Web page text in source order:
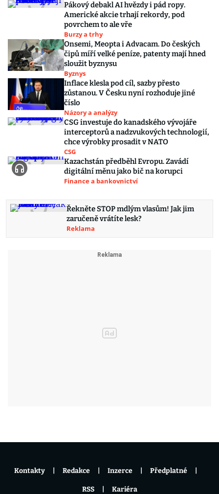
Pákový debakl AI hvězdy i pád ropy.
Americké akcie trhají rekordy, pod
povrchem to ale vře
Burzy a trhy
Onsemi, Meopta i Advacam. Do českých
čipů míří velké peníze, patenty mají hned
sloužit byznysu
Byznys
Inflace klesla pod cíl, sazby přesto
zůstanou. V Česku nyní rozhoduje jiné
číslo
Názory a analýzy
CSG investuje do kanadského vývojáře
interceptorů a nadzvukových technologií,
chce výrobky prosadit v NATO
CSG
Kazachstán předběhl Evropu. Zavádí
digitální měnu jako bič na korupci
Finance a bankovnictví
Řekněte STOP mdlým vlasům! Jak jim
zaručeně vrátíte lesk?
Reklama
Kontakty Redakce Inzerce Předplatné
RSS Kariéra